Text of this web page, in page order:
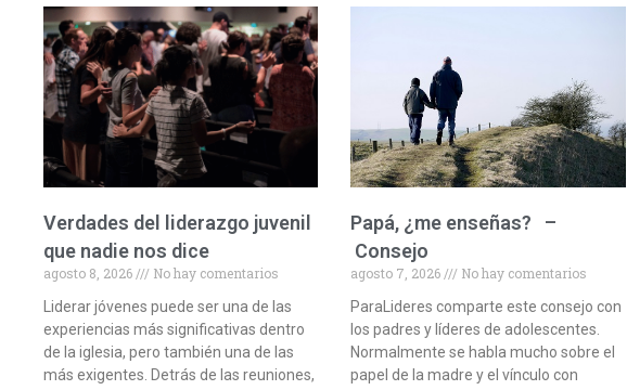
Verdades del liderazgo juvenil
que nadie nos dice
agosto 8, 2026
No hay comentarios
Liderar jóvenes puede ser una de las
experiencias más significativas dentro
de la iglesia, pero también una de las
más exigentes. Detrás de las reuniones,
Papá, ¿me enseñas? –
Consejo
agosto 7, 2026
No hay comentarios
ParaLideres comparte este consejo con
los padres y líderes de adolescentes.
Normalmente se habla mucho sobre el
papel de la madre y el vínculo con